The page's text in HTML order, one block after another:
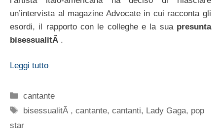
un’intervista al magazine Advocate in cui racconta gli
esordi, il rapporto con le colleghe e la sua presunta
bisessualitÃ .
Leggi tutto
Categorie
cantante
Tag
bisessualitÃ ,cantante,cantanti, Lady Gaga, pop
star